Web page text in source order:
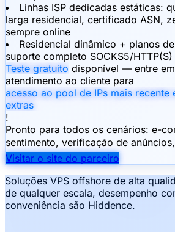
Linhas ISP dedicadas estáticas:
larga residencial, certificado ASN,
sempre online
Residencial dinâmico + planos
suporte completo SOCKS5/HTTP(S)
Teste gratuito disponível — entre
atendimento ao cliente para
acesso ao pool de IPs mais recente
extras
!
Pronto para todos os cenários: e-
sentimento, verificação de
Visitar o site do parceiro
Soluções VPS offshore de alta
de qualquer escala, desempenho
conveniência são Hiddence.